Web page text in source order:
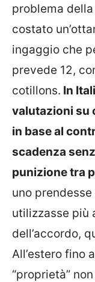
problema
costato
ingaggio che
prevede 12,
cotillons. In
valutazioni su
in base al
scadenza
punizione tra
uno prendesse
utilizzasse più
dell’accordo,
All’estero fino
“proprietà”